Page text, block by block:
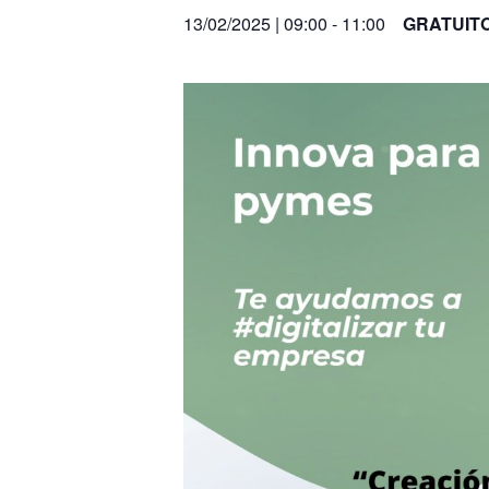
13/02/2025 | 09:00 - 11:00